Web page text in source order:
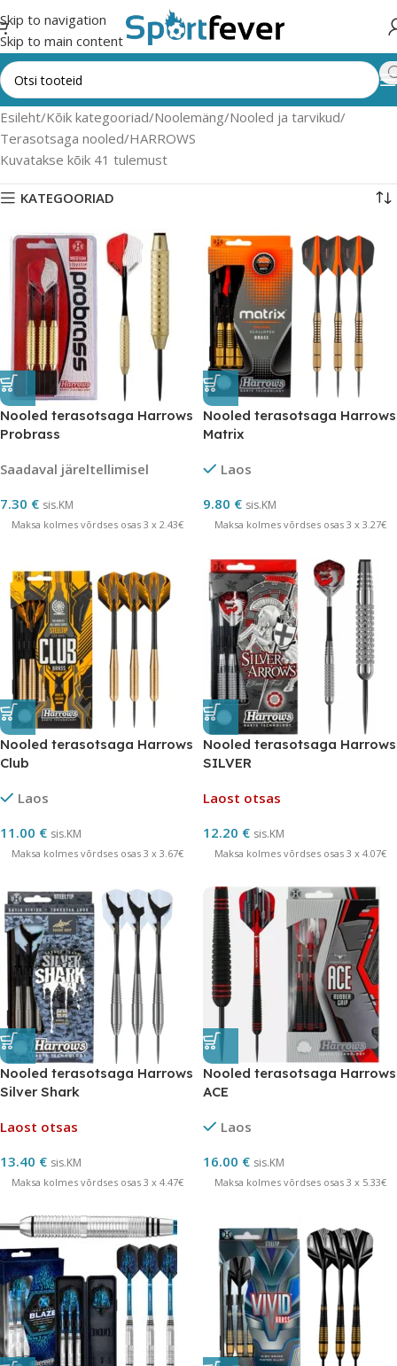
Skip to navigation
Skip to main content
Esileht Kõik kategooriad Noolemäng Nooled ja tarvikud
Terasotsaga nooled HARROWS
Kuvatakse kõik 41 tulemust
KATEGOORIAD
Nooled terasotsaga Harrows
Probrass
Saadaval järeltellimisel
7.30 € sis.KM
Maksa kolmes võrdses osas 3 x 2.43€
Nooled terasotsaga Harrows
Matrix
Laos
9.80 € sis.KM
Maksa kolmes võrdses osas 3 x 3.27€
Nooled terasotsaga Harrows
Club
Laos
11.00 € sis.KM
Maksa kolmes võrdses osas 3 x 3.67€
Nooled terasotsaga Harrows
SILVER
Laost otsas
12.20 € sis.KM
Maksa kolmes võrdses osas 3 x 4.07€
Nooled terasotsaga Harrows
Silver Shark
Laost otsas
13.40 € sis.KM
Maksa kolmes võrdses osas 3 x 4.47€
Nooled terasotsaga Harrows
ACE
Laos
16.00 € sis.KM
Maksa kolmes võrdses osas 3 x 5.33€